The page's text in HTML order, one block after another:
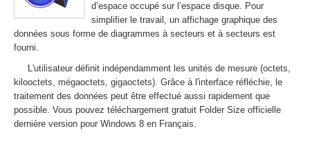
d’espace occupé sur l’espace disque. Pour
simplifier le travail, un affichage graphique des
données sous forme de diagrammes à secteurs et à secteurs est
fourni.
L'utilisateur définit indépendamment les unités de mesure (octets,
kilooctets, mégaoctets, gigaoctets). Grâce à l'interface réfléchie, le
traitement des données peut être effectué aussi rapidement que
possible. Vous pouvez téléchargement gratuit Folder Size officielle
dernière version pour Windows 8 en Français.